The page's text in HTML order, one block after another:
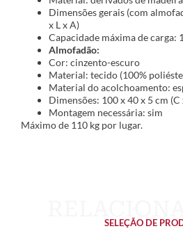
Dimensões gerais (com
x L x A)
Capacidade máxima de carga:
Almofadão:
Cor: cinzento-escuro
Material: tecido (100%
Material do acolchoamento:
Dimensões: 100 x 40 x 5 cm (C
Montagem necessária: sim
Máximo de 110 kg por lugar.
SELEÇÃO DE